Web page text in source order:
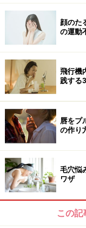
美容液発想の
ストップ
美容液発想のエイジン
アテニア
フェイシャル リファ
標準重量60g×2個（
年齢肌に着目したア
化ダメージのアプロ
顔のた
の運動
飛行機
践する
唇をプ
の作り
毛穴悩
ワザ
この記